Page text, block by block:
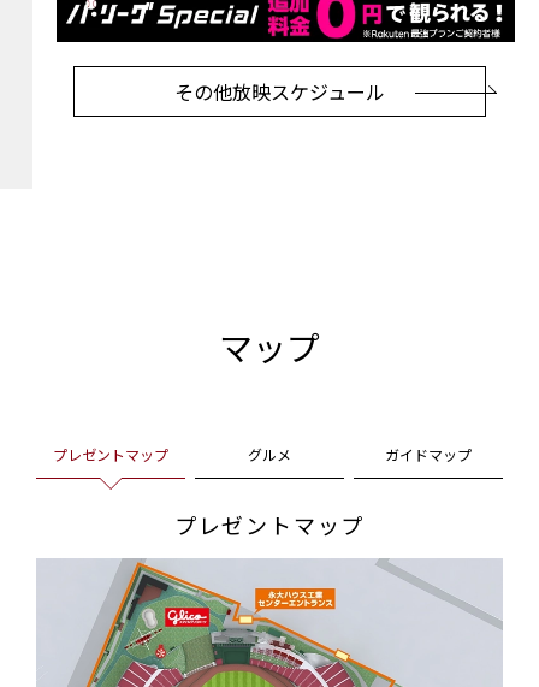
その他放映スケジュール
マップ
プレゼントマップ グルメ ガイドマップ
プレゼントマップ